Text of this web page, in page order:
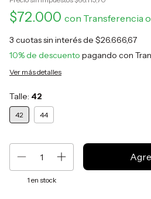
$72.000 con Transferencia
3 cuotas sin interés de $26.666,67
10% de descuento pagando con
Ver más detalles
Talle: 42
42 44
1 en stock